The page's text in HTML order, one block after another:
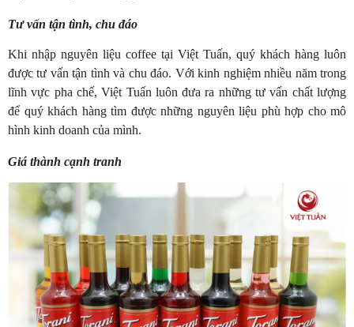
Tư vấn tận tình, chu đáo
Khi nhập nguyên liệu coffee tại Việt Tuấn, quý khách hàng luôn
được tư vấn tận tình và chu đáo. Với kinh nghiệm nhiều năm trong
lĩnh vực pha chế, Việt Tuấn luôn đưa ra những tư vấn chất lượng
để quý khách hàng tìm được những nguyên liệu phù hợp cho mô
hình kinh doanh của mình.
Giá thành cạnh tranh